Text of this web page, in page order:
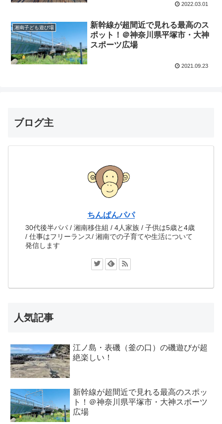
2022.03.01
湘南子ども遊び場
新幹線が超間近で見れる最高のス
ポット！＠神奈川県平塚市・大神
スポーツ広場
2021.09.23
ブログ主
ちんぱんパパ
30代後半パパ / 湘南移住組 / 4人家族 / 子供は5歳と4歳
/ 仕事はフリーランス/ 湘南での子育てや生活について
発信します
人気記事
江ノ島・表磯（釜の口）の磯遊びが超
絶楽しい！
新幹線が超間近で見れる最高のスポッ
ト！＠神奈川県平塚市・大神スポーツ
広場